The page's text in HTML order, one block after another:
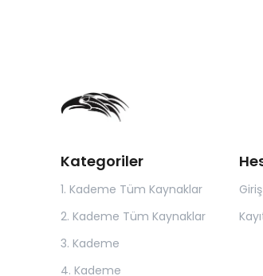
Kategoriler
1. Kademe Tüm Kaynaklar
2. Kademe Tüm Kaynaklar
3. Kademe
4. Kademe